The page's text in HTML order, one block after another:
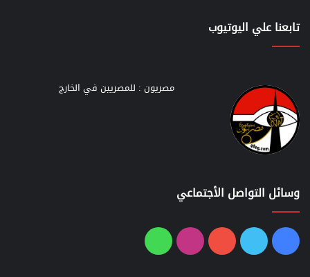
تابعنا علي اليوتيوب
مصريون : للمصريين في الخارج
وسائل التواصل الأجتماعي
فيسبوك
تويتر يوتيوبانستقرامواتساب